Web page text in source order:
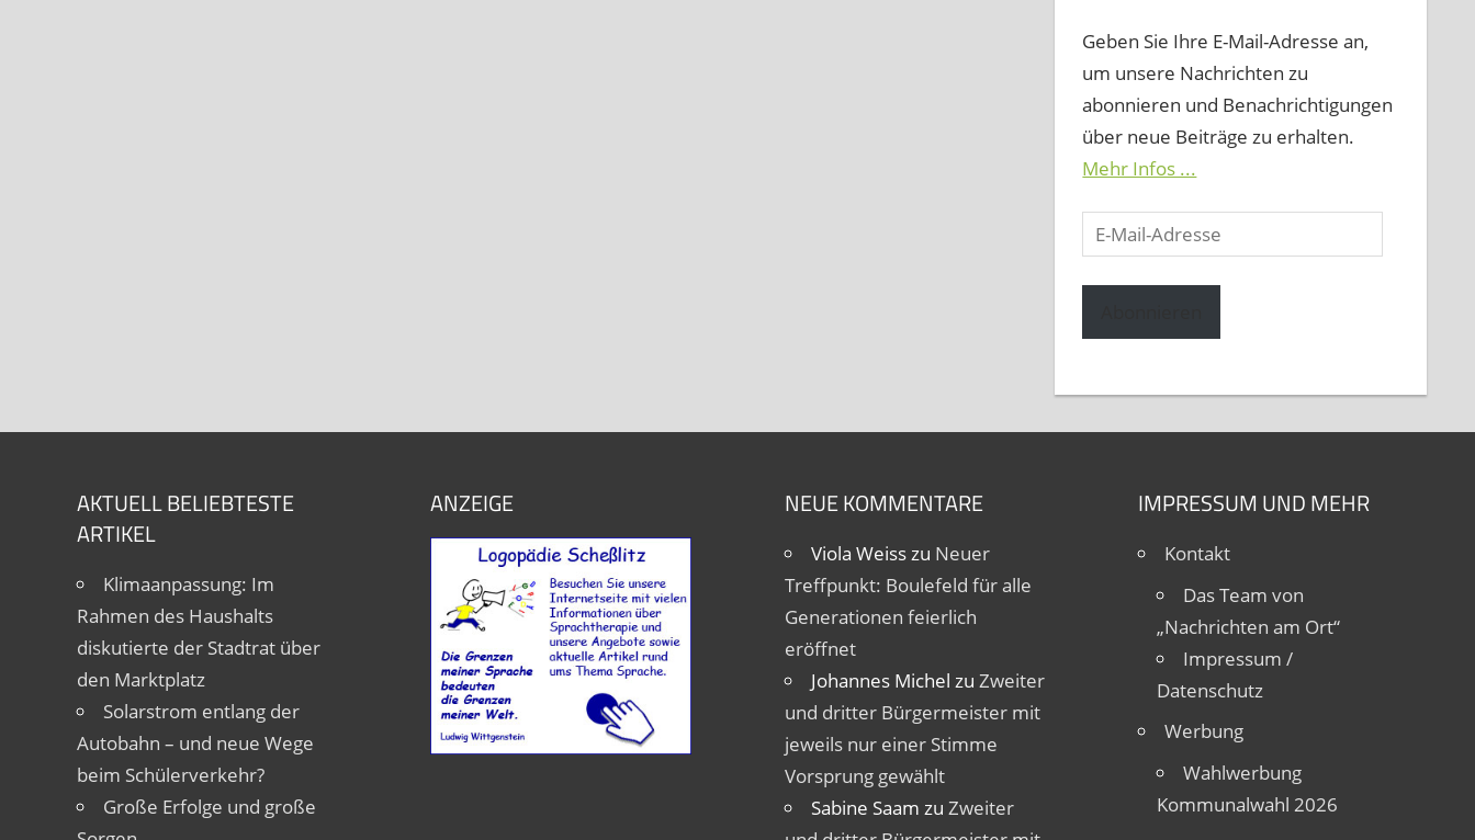
Geben Sie Ihre E-Mail-Adresse an,
um unsere Nachrichten zu
abonnieren und Benachrichtigungen
über neue Beiträge zu erhalten.
Mehr Infos ...
E-
Mail-
Adresse
AKTUELL BELIEBTESTE
ARTIKEL
Klimaanpassung: Im
Rahmen des Haushalts
diskutierte der Stadtrat über
den Marktplatz
Solarstrom entlang der
Autobahn – und neue Wege
beim Schülerverkehr?
Große Erfolge und große
ANZEIGE NEUE KOMMENTARE
Viola Weisszu Neuer
Treffpunkt: Boulefeld für alle
Generationen feierlich
eröffnet
Johannes Michel zu Zweiter
und dritter Bürgermeister mit
jeweils nur einer Stimme
Vorsprung gewählt
Sabine Saam zu Zweiter
IMPRESSUM UND MEHR
Kontakt
Das Team von
„Nachrichten am Ort“
Impressum /
Datenschutz
Werbung
Wahlwerbung
Kommunalwahl 2026